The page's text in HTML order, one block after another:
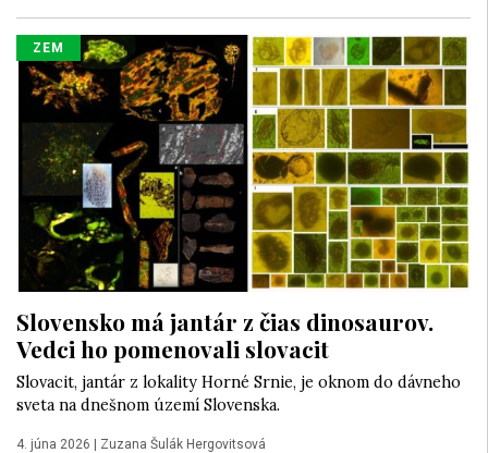
ZEM
Slovensko má jantár z čias dinosaurov.
Vedci ho pomenovali slovacit
Slovacit, jantár z lokality Horné Srnie, je oknom do dávneho
sveta na dnešnom území Slovenska.
4. júna 2026 | Zuzana Šulák Hergovitsová